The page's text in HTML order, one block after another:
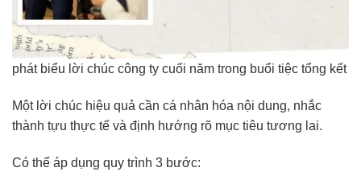
phát biểu lời chúc công ty cuối năm trong buổi tiệc tổng kết
Một lời chúc hiệu quả cần cá nhân hóa nội dung, nhắc
thành tựu thực tế và định hướng rõ mục tiêu tương lai.
Có thể áp dụng quy trình 3 bước: